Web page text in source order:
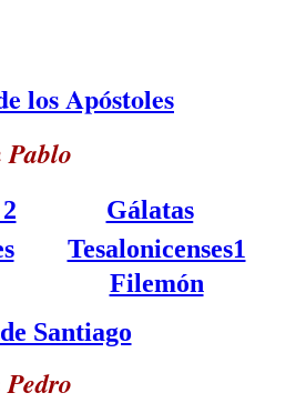
los Apóstoles
Pablo
Gálatas.
Tesalonicenses1
Filemón
Santiago
Pedro